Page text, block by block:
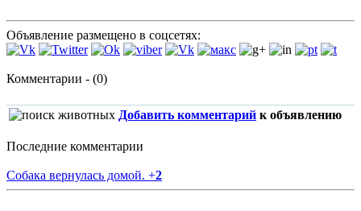
Объявление размещено в соцсетях:
Комментарии - (0)
Добавить комментарий к объявлению
Последние комментарии
Собака вернулась домой. +2